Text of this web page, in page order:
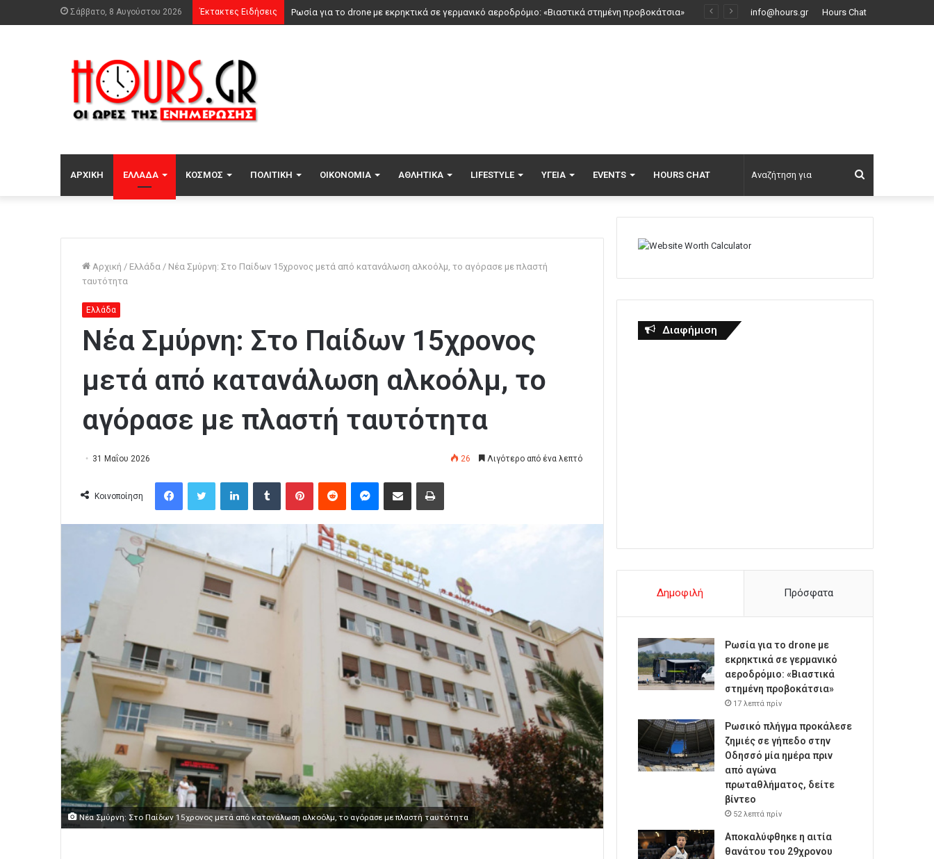
Σάββατο, 8 Αυγούστου 2026 Έκτακτες Ειδήσεις info@hours.gr Hours Chat
ΑΡΧΙΚΉ ΕΛΛΆΔΑ ΚΌΣΜΟΣ ΠΟΛΙΤΙΚΉ ΟΙΚΟΝΟΜΊΑ ΑΘΛΗΤΙΚΆ LIFESTYLE ΥΓΕΊΑ EVENTS HOURS CHAT
για
Αρχική / Ελλάδα / Νέα Σμύρνη: Στο Παίδων 15χρονος μετά από κατανάλωση αλκοόλμ, το αγόρασε με πλαστή
ταυτότητα
Ελλάδα
Νέα Σμύρνη: Στο Παίδων 15χρονος
μετά από κατανάλωση αλκοόλμ, το
αγόρασε με πλαστή ταυτότητα
31 Μαΐου 2026 26 Λιγότερο από ένα λεπτό
Κοινοποίηση
Νέα Σμύρνη: Στο Παίδων 15χρονος μετά από κατανάλωση αλκοόλμ, το αγόρασε με πλαστή ταυτότητα
Διαφήμιση
Δημοφιλή Πρόσφατα
Ρωσία για το drone με
εκρηκτικά σε γερμανικό
αεροδρόμιο: «Βιαστικά
στημένη προβοκάτσια»
17 λεπτά πρίν
Ρωσικό πλήγμα προκάλεσε
ζημιές σε γήπεδο στην
Οδησσό μία ημέρα πριν
από αγώνα
πρωταθλήματος, δείτε
βίντεο
52 λεπτά πρίν
Αποκαλύφθηκε η αιτία
θανάτου του 29χρονου